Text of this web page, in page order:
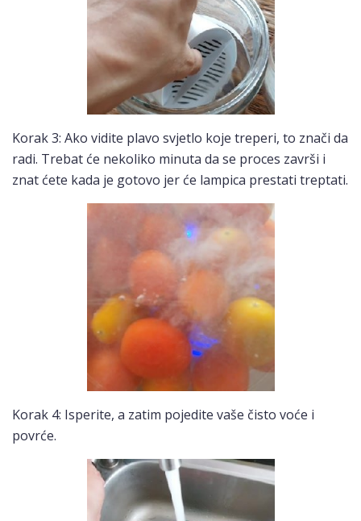
Korak 3: Ako vidite plavo svjetlo koje treperi, to znači da
radi. Trebat će nekoliko minuta da se proces završi i
znat ćete kada je gotovo jer će lampica prestati treptati.
Korak 4: Isperite, a zatim pojedite vaše čisto voće i
povrće.